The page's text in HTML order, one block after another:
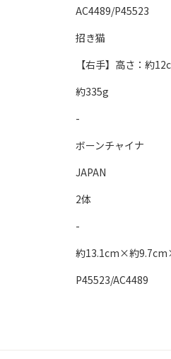
AC4489/P45523
招き猫
【右手】高さ：約
約335g
-
ボーンチャイナ
JAPAN
2体
-
約13.1cm×約
P45523/AC4489